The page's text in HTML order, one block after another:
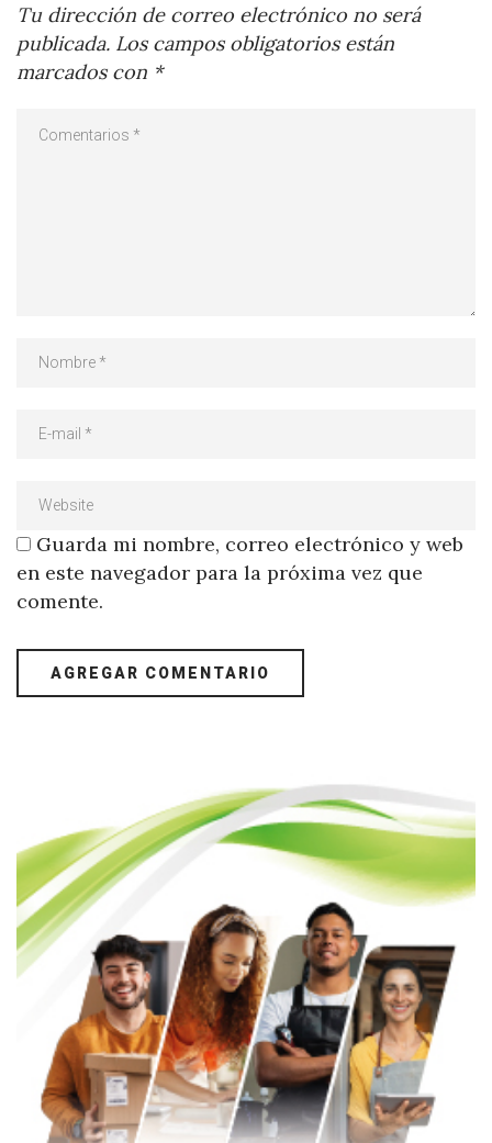
Tu dirección de correo electrónico no será
publicada. Los campos obligatorios están
marcados con *
Guarda mi nombre, correo electrónico y web
en este navegador para la próxima vez que
comente.